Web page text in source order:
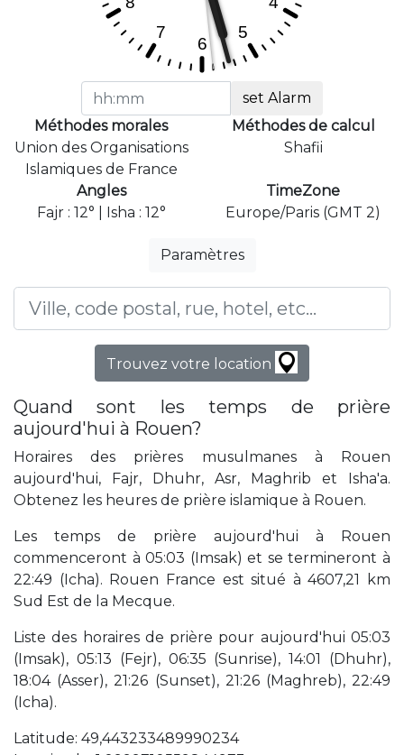
set Alarm
Méthodes morales
Union des Organisations
Islamiques de France
Méthodes de calcul
Shafii
Angles
Fajr : 12° | Isha : 12°
TimeZone
Europe/Paris (GMT 2)
Paramètres
Trouvez votre location
Quand sont les temps de prière
aujourd'hui à Rouen?
Horaires des prières musulmanes à Rouen
aujourd'hui, Fajr, Dhuhr, Asr, Maghrib et Isha'a.
Obtenez les heures de prière islamique à Rouen.
Les temps de prière aujourd'hui à Rouen
commenceront à 05:03 (Imsak) et se termineront à
22:49 (Icha). Rouen France est situé à 4607,21 km
Sud Est de la Mecque.
Liste des horaires de prière pour aujourd'hui 05:03
(Imsak), 05:13 (Fejr), 06:35 (Sunrise), 14:01 (Dhuhr),
18:04 (Asser), 21:26 (Sunset), 21:26 (Maghreb), 22:49
(Icha).
Latitude: 49,443233489990234